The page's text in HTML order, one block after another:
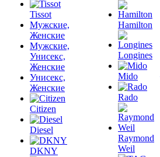
Tissot
Мужские,
Женские
Мужские,
Унисекс,
Женские
Унисекс,
Женские
Citizen
Diesel
DKNY
Hamilton
Longines
Mido
Rado
Raymond
Weil